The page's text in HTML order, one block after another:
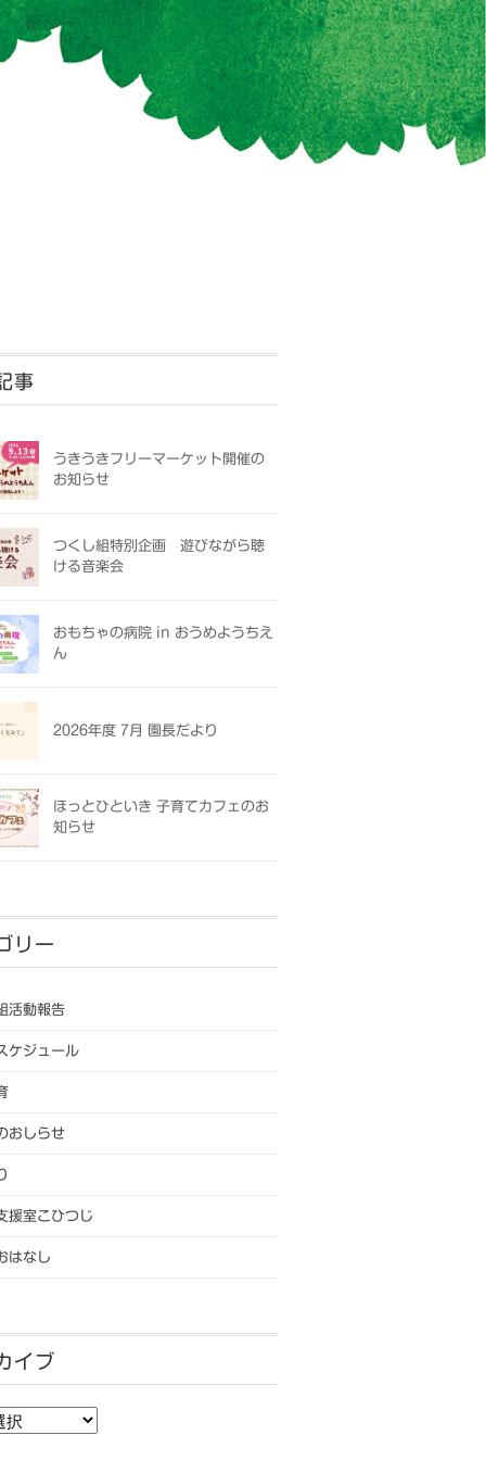
事
うきうきフリーマーケット開催の
お知らせ
つくし組特別企画 遊びながら聴
ける音楽会
おもちゃの病院 in おうめようちえ
ん
2026年度 7月 園長だより
ほっとひといき 子育てカフェのお
知らせ
リー
活動報告
ケジュール
おしらせ
援室こひつじ
はなし
イブ
ブ